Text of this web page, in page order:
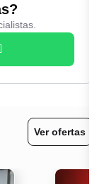
Ver ofertas